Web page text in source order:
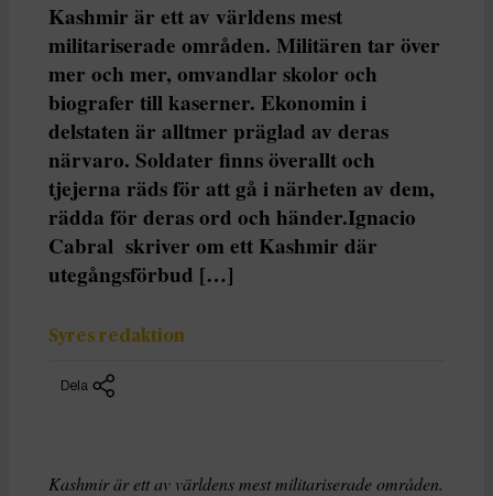
Kashmir är ett av världens mest
militariserade områden. Militären tar över
mer och mer, omvandlar skolor och
biografer till kaserner. Ekonomin i
delstaten är alltmer präglad av deras
närvaro. Soldater finns överallt och
tjejerna räds för att gå i närheten av dem,
rädda för deras ord och händer.Ignacio
Cabral skriver om ett Kashmir där
utegångsförbud […]
Syres redaktion
Dela
Kashmir är ett av världens mest militariserade områden.